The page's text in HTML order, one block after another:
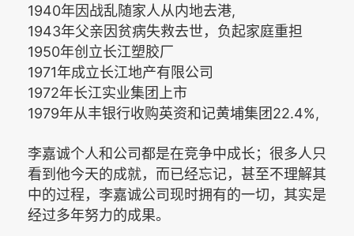
1940年因战乱随家人从内地去港,
1943年父亲因贫病失救去世，负起家庭重担
1950年创立长江塑胶厂
1971年成立长江地产有限公司
1972年长江实业集团上市
1979年从丰银行收购英资和记黄埔集团 22.4%,
李嘉诚个人和公司都是在竞争中成长；很多人只
看到他今天的成就，而已经忘记，甚至不理解其
中的过程，李嘉诚公司现时拥有的一切，其实是
经过多年努力的成果。